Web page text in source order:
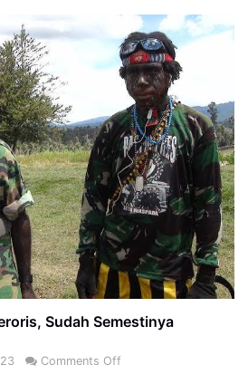
Sudah Semestinya
Comments Off